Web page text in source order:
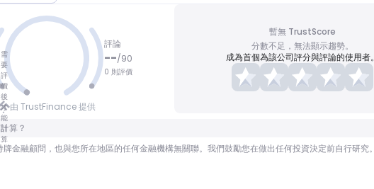
需
要
評
價
後
才
能
計
算
分數
翻轉
評論
--/90
0 則評價
由 TrustFinance 提供
暫無 TrustScore
分數不足，無法顯示趨勢。
成為首個為該公司評分與評論的使用者。
算？
金融顧問，也與您所在地區的任何金融機構無關聯。我們鼓勵您在做出任何投資決定前自行研究。